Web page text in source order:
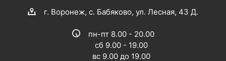
г. Воронеж, с. Бабяково, ул. Лесная, 43 Д.
пн-пт 8.00 - 20.00
сб 9.00 - 19.00
вс 9.00 до 19.00